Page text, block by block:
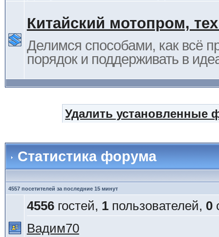
Китайский мотопром,
Делимся способами, как всё
порядок и поддерживать в
Удалить установленные
Статистика форума
4557 посетителей за последние 15 минут
4556гостей, 1пользователей, 0
Вадим70